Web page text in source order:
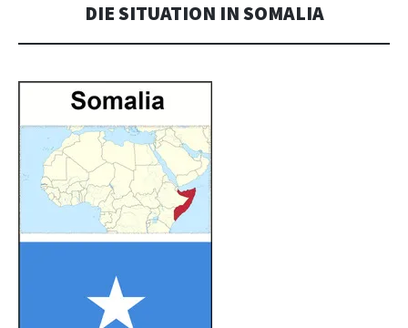
DIE SITUATION IN SOMALIA